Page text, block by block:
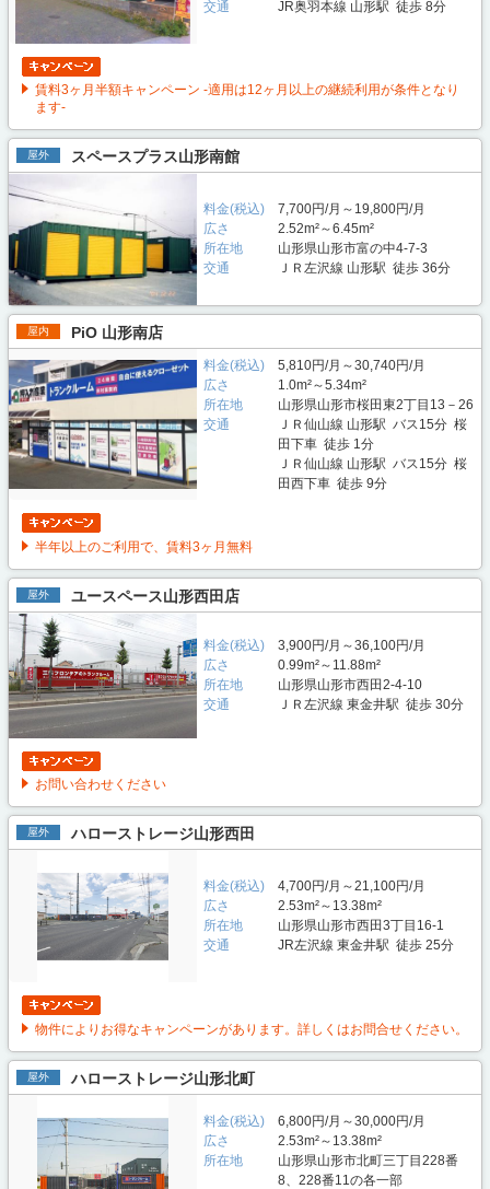
交通 JR奥羽本線 山形駅 徒歩 8分
賃料3ヶ月半額キャンペーン -適用は12ヶ月以上の継続利用が条件となり
ます-
屋外 スペースプラス山形南館
料金(税込)
7,700円/月～19,800円/月
広さ
2.52m²～6.45m²
所在地
山形県山形市富の中4-7-3
交通
ＪＲ左沢線 山形駅 徒歩 36分
屋内 PiO 山形南店
料金(税込)
5,810円/月～30,740円/月
広さ
1.0m²～5.34m²
所在地
山形県山形市桜田東2丁目13－26
交通
ＪＲ仙山線 山形駅 バス15分 桜
田下車 徒歩 1分
ＪＲ仙山線 山形駅 バス15分 桜
田西下車 徒歩 9分
半年以上のご利用で、賃料3ヶ月無料
屋外 ユースペース山形西田店
料金(税込)
3,900円/月～36,100円/月
広さ
0.99m²～11.88m²
所在地
山形県山形市西田2-4-10
交通
ＪＲ左沢線 東金井駅 徒歩 30分
お問い合わせください
屋外 ハローストレージ山形西田
料金(税込)
4,700円/月～21,100円/月
広さ
2.53m²～13.38m²
所在地
山形県山形市西田3丁目16-1
交通
JR左沢線 東金井駅 徒歩 25分
物件によりお得なキャンペーンがあります。詳しくはお問合せください。
屋外 ハローストレージ山形北町
料金(税込)
6,800円/月～30,000円/月
広さ
2.53m²～13.38m²
所在地
山形県山形市北町三丁目228番
8、228番11の各一部